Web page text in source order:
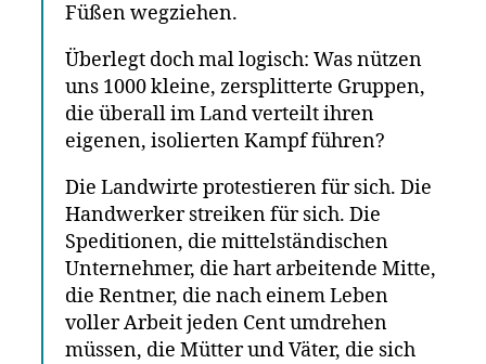
Füßen wegziehen.
Überlegt doch mal logisch: Was nützen
uns 1000 kleine, zersplitterte Gruppen,
die überall im Land verteilt ihren
eigenen, isolierten Kampf führen?
Die Landwirte protestieren für sich. Die
Handwerker streiken für sich. Die
Speditionen, die mittelständischen
Unternehmer, die hart arbeitende Mitte,
die Rentner, die nach einem Leben
voller Arbeit jeden Cent umdrehen
müssen, die Mütter und Väter, die sich